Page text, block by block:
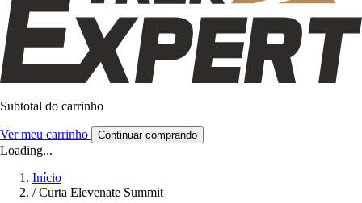
Subtotal do carrinho
Ver meu carrinho Continuar comprando
Loading...
Início
/ Curta Elevenate Summit